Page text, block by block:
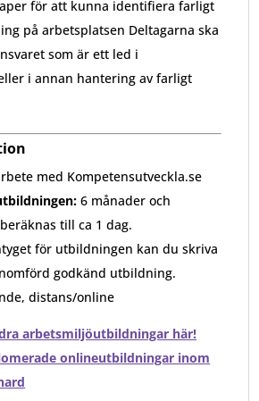
för att kunna identifiera farligt
på arbetsplatsen Deltagarna ska
som är ett led i
i annan hantering av farligt
med Kompetensutveckla.se
6 månader och
till ca 1 dag.
för utbildningen kan du skriva
godkänd utbildning.
distans/online
arbetsmiljöutbildningar här!
onlineutbildningar inom